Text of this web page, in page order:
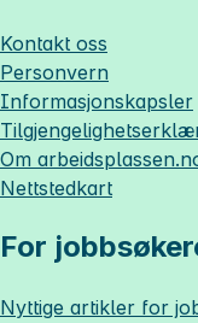
Kontakt oss
Personvern
Informasjonskapsler
Om
Nettstedkart
For
Nyttige artikler for